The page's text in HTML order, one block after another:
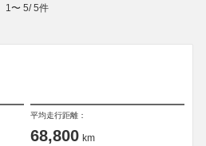
1 〜 5/5件
平均走行距離：
68,800 km